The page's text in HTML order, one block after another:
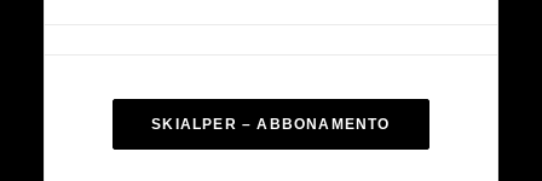
SKIALPER – ABBONAMENTO